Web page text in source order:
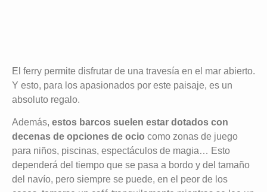
El ferry permite disfrutar de una travesía en el mar abierto.
Y esto, para los apasionados por este paisaje, es un
absoluto regalo.
Además, estos barcos suelen estar dotados con
decenas de opciones de ocio como zonas de juego
para niños, piscinas, espectáculos de magia… Esto
dependerá del tiempo que se pasa a bordo y del tamaño
del navío, pero siempre se puede, en el peor de los